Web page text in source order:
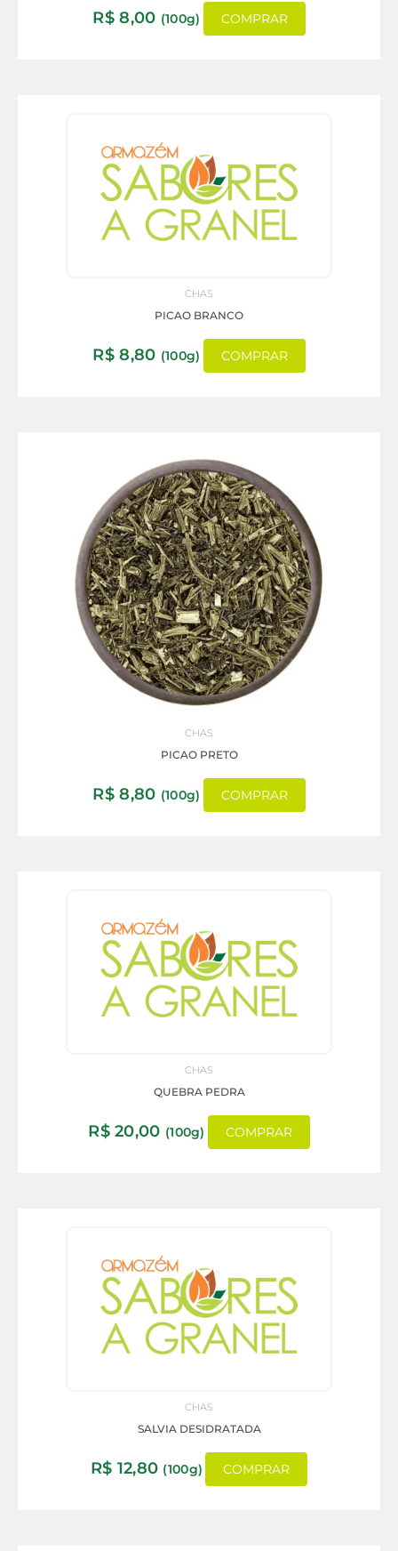
R$8,00 (100g) COMPRAR
CHAS
PICAO BRANCO
R$8,80 (100g) COMPRAR
CHAS
PICAO PRETO
R$8,80 (100g) COMPRAR
CHAS
QUEBRA PEDRA
R$20,00 (100g) COMPRAR
CHAS
SALVIA DESIDRATADA
R$ 12,80 (100g) COMPRAR